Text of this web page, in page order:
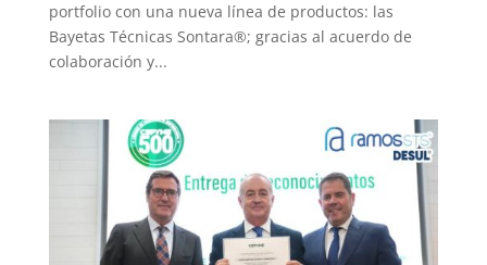
portfolio con una nueva línea de productos: las
Bayetas Técnicas Sontara®; gracias al acuerdo de
colaboración y...